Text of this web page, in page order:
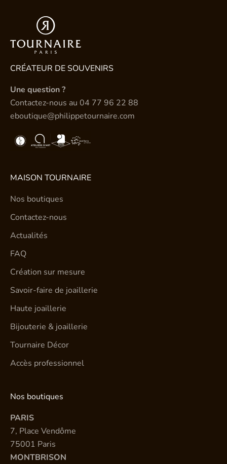
CRÉATEUR DE SOUVENIRS
Une question ?
Contactez-nous au 04 77 96 22 88
eboutique@philippetournaire.com
MAISON TOURNAIRE
Nos boutiques
Contactez-nous
Actualités
FAQ
Création sur mesure
Savoir-faire de joaillerie
Haute joaillerie
Bijouterie & joaillerie
Tournaire Décor
Accès professionnel
Nos boutiques
PARIS
7, Place Vendôme
75001 Paris
MONTBRISON